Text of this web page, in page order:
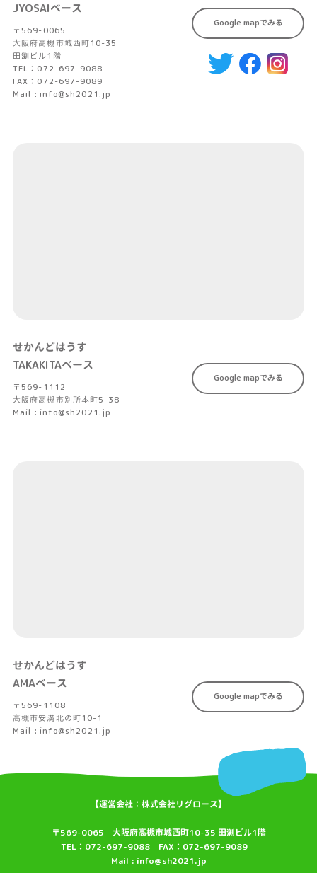
JYOSAIベース
〒569-0065
大阪府高槻市城西町10-35
田渕ビル1階
TEL：072-697-9088
FAX：072-697-9089
Mail : info@sh2021.jp
Google mapでみる
せかんどはうす
TAKAKITAベース
〒569-1112
大阪府高槻市別所本町5-38
Mail : info@sh2021.jp
Google mapでみる
せかんどはうす
AMAベース
〒569-1108
高槻市安満北の町10-1
Mail : info@sh2021.jp
Google mapでみる
【運営会社：株式会社リグロース】
〒569-0065 大阪府高槻市城西町10-35 田渕ビル1階
TEL：072-697-9088 FAX：072-697-9089
Mail : info@sh2021.jp